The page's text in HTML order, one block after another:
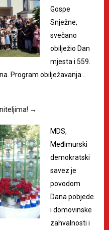
Gospe
Snježne,
svečano
obilježio Dan
mjesta i 559.
Program obilježavanja…
→
MDS,
Međimurski
demokratski
savez je
povodom
Dana pobjede
i domovinske
zahvalnosti i